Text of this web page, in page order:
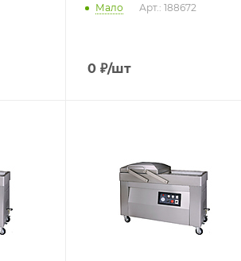
Мало Арт.: 188672
0 ₽/шт
планки - 510 мм;